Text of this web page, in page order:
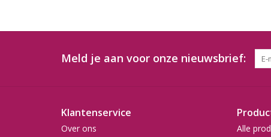
Meld je aan voor onze nieuwsbrief:
Klantenservice
Over ons
Alle